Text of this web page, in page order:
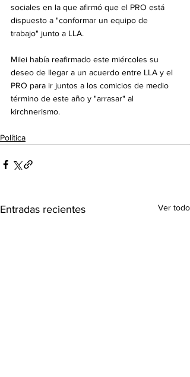
sociales en la que afirmó que el PRO está
dispuesto a "conformar un equipo de
trabajo" junto a LLA.
Milei había reafirmado este miércoles su
deseo de llegar a un acuerdo entre LLA y el
PRO para ir juntos a los comicios de medio
término de este año y "arrasar" al
kirchnerismo.
Política
Entradas recientes Ver todo